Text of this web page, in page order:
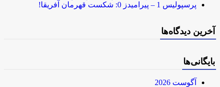
پرسپولیس 1 – پیرامیدز 0: شکست قهرمان آفریقا!
آخرین دیدگاه‌ها
بایگانی‌ها
آگوست 2026